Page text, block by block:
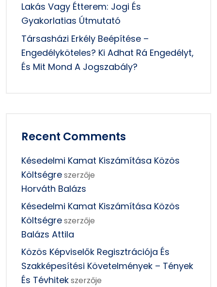
Lakás Vagy Étterem: Jogi És
Gyakorlatias Útmutató
Társasházi Erkély Beépítése –
Engedélyköteles? Ki Adhat Rá Engedélyt,
És Mit Mond A Jogszabály?
Recent Comments
Késedelmi Kamat Kiszámítása Közös
Költségreszerzője
Horváth Balázs
Késedelmi Kamat Kiszámítása Közös
Költségreszerzője
Balázs Attila
Közös Képviselők Regisztrációja És
Szakképesítési Követelmények – Tények
És Tévhitekszerzője